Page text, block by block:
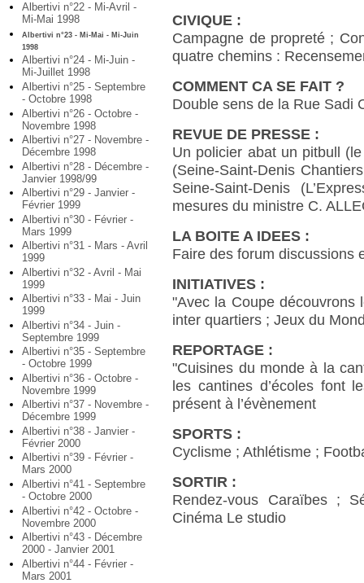
Albertivi n°22 - Mi-Avril -
Mi-Mai 1998
Albertivi n°23 - Mi-Mai - Mi-Juin
1998
Albertivi n°24 - Mi-Juin -
Mi-Juillet 1998
Albertivi n°25 - Septembre
- Octobre 1998
Albertivi n°26 - Octobre -
Novembre 1998
Albertivi n°27 - Novembre -
Décembre 1998
Albertivi n°28 - Décembre -
Janvier 1998/99
Albertivi n°29 - Janvier -
Février 1999
Albertivi n°30 - Février -
Mars 1999
Albertivi n°31 - Mars - Avril
1999
Albertivi n°32 - Avril - Mai
1999
Albertivi n°33 - Mai - Juin
1999
Albertivi n°34 - Juin -
Septembre 1999
Albertivi n°35 - Septembre
- Octobre 1999
Albertivi n°36 - Octobre -
Novembre 1999
Albertivi n°37 - Novembre -
Décembre 1999
Albertivi n°38 - Janvier -
Février 2000
Albertivi n°39 - Février -
Mars 2000
Albertivi n°41 - Septembre
- Octobre 2000
Albertivi n°42 - Octobre -
Novembre 2000
Albertivi n°43 - Décembre
2000 - Janvier 2001
Albertivi n°44 - Février -
Mars 2001
CIVIQUE :
Campagne de propreté ;
quatre chemins :
COMMENT CA SE FAIT ?
Double sens de la Rue Sadi
REVUE DE PRESSE :
Un policier abat un pitbull
(Seine-Saint-Denis
Seine-Saint-Denis
mesures du ministre C.
LA BOITE A IDEES :
Faire des forum discussions
INITIATIVES :
"Avec la Coupe découvrons
inter quartiers ; Jeux du
REPORTAGE :
"Cuisines du monde à la
les cantines d’écoles font
présent à l’évènement
SPORTS :
Cyclisme ; Athlétisme ;
SORTIR :
Rendez-vous Caraïbes ;
Cinéma Le studio